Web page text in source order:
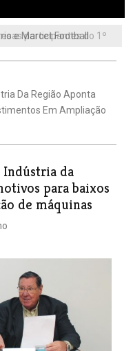
e Marcet Football
participantes do 1º
Da Região Aponta
Em Ampliação
Indústria da
para baixos
de máquinas